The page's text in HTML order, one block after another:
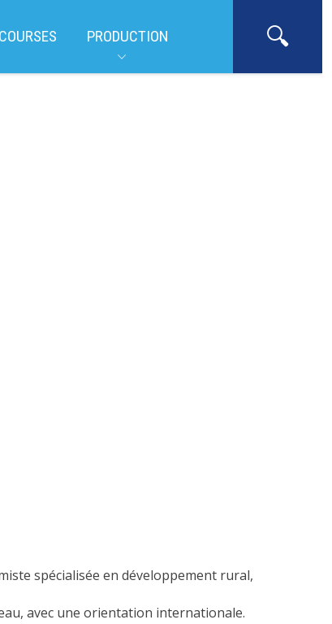
PRODUCTION
spécialisée en développement rural,
avec une orientation internationale.